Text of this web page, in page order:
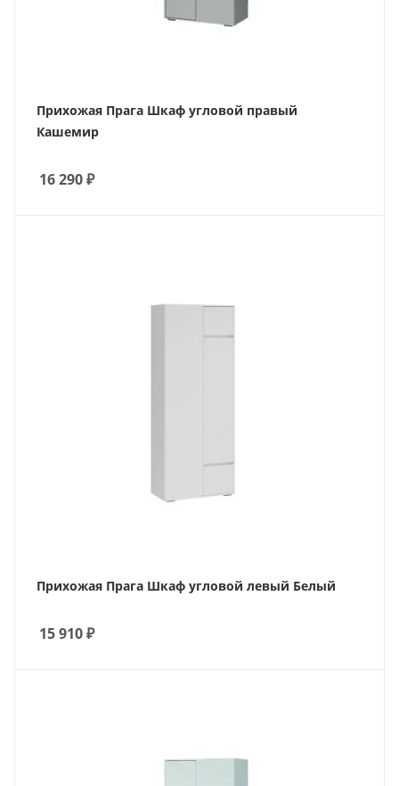
Прихожая Прага Шкаф угловой правый
Кашемир
16 290₽
Прихожая Прага Шкаф угловой левый Белый
15 910₽